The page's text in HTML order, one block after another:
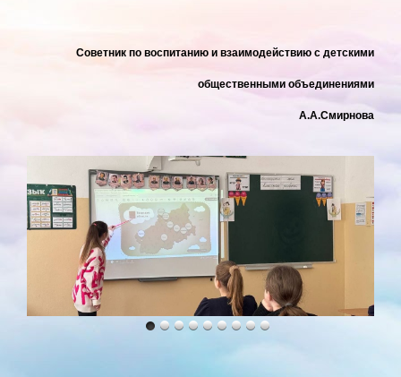
Советник по воспитанию и взаимодействию с детскими
общественными объединениями
А.А.Смирнова